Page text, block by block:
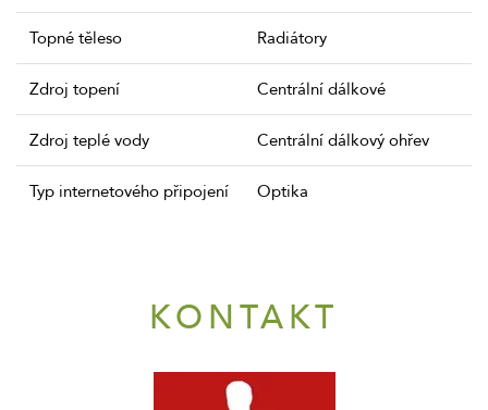
Topné těleso Radiátory
Zdroj topení Centrální dálkové
Zdroj teplé vody Centrální dálkový ohřev
Typ internetového připojení Optika
KONTAKT